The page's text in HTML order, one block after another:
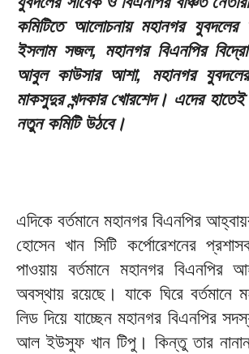
কমিটিতে আলোচনায় মহানগর
ইসলাম সজল, মহানগর বিএনপির
আবুল কাউসার আশা, মহানগর
মাকসুদুর খন্দকার খোরশেদ। এদের হাতেই
নতুন কমিটি উঠবে।
এদিকে বর্তমানে মহানগর বিএনপির
হোসেন খান সিটি কর্পোরেশনের
পাওয়ায় বর্তমানে মহানগর
অবস্থায় রয়েছে। যাকে ঘিরে বর্তমানে
লিড দিয়ে যাচ্ছেন মহানগর বিএনপির
আল ইউসুফ খান টিপু। কিন্তু তার নানান